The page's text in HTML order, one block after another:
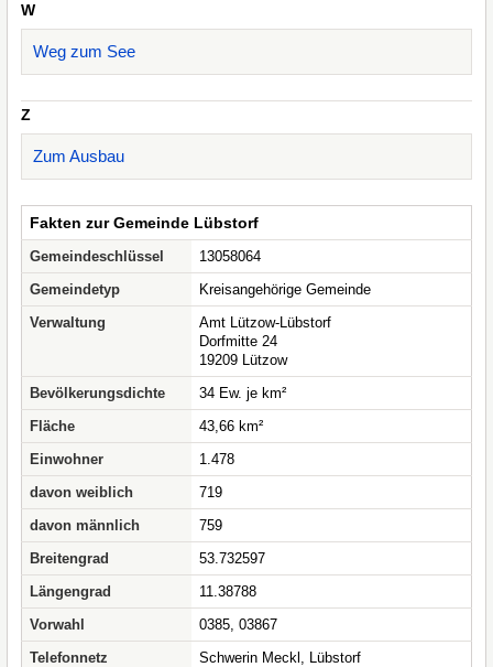
W
Weg zum See
Z
Zum Ausbau
Fakten zur Gemeinde Lübstorf
Gemeindeschlüssel
13058064
Gemeindetyp
Kreisangehörige Gemeinde
Verwaltung
Amt Lützow-Lübstorf
Dorfmitte 24
19209 Lützow
Bevölkerungsdichte
34 Ew. je km²
Fläche
43,66 km²
Einwohner
1.478
davon weiblich
719
davon männlich
759
Breitengrad
53.732597
Längengrad
11.38788
Vorwahl
0385, 03867
Telefonnetz
Schwerin Meckl, Lübstorf